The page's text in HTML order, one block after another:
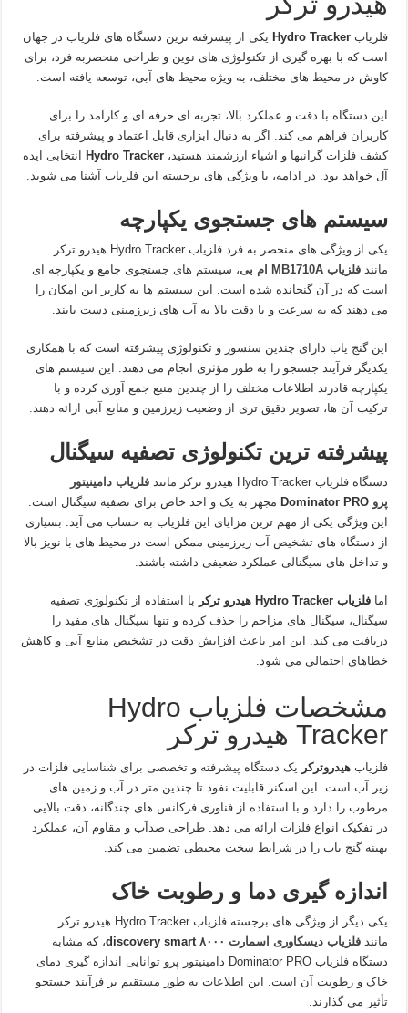
فلزیابHydro Tracker یکی از پیشرفته ترین دستگاه های فلزیاب در جهان
است که با بهره گیری از تکنولوژی های نوین و طراحی منحصربه فرد، برای
کاوش در محیط های مختلف، به ویژه محیط های آبی، توسعه یافته است.
این دستگاه با دقت و عملکرد بالا، تجربه ای حرفه ای و کارآمد را برای
کاربران فراهم می کند. اگر به دنبال ابزاری قابل اعتماد و پیشرفته برای
کشف فلزات گرانبها و اشیاء ارزشمند هستید،Hydro Tracker انتخابی ایده
آل خواهد بود. در ادامه، با ویژگی های برجسته این فلزیاب آشنا می شوید.
سیستم های جستجوی یکپارچه
یکی از ویژگی های منحصر به فرد فلزیاب Hydro Tracker هیدرو ترکر
مانندفلزیاب MB1710A ام بی
، سیستم های جستجوی جامع و یکپارچه ای
است که در آن گنجانده شده است. این سیستم ها به کاربر این امکان را
می دهند که به سرعت و با دقت بالا به آب های زیرزمینی دست یابند.
این گنج یاب دارای چندین سنسور و تکنولوژی پیشرفته است که با همکاری
یکدیگر فرآیند جستجو را به طور مؤثری انجام می دهند. این سیستم های
یکپارچه قادرند اطلاعات مختلف را از چندین منبع جمع آوری کرده و با
ترکیب آن ها، تصویر دقیق تری از وضعیت زیرزمین و منابع آبی ارائه دهند.
پیشرفته ترین تکنولوژی تصفیه سیگنال
دستگاه فلزیاب Hydro Tracker هیدرو ترکر مانند فلزیابدامینیتور
پرو Dominator PRO
مجهز به یک و احد خاص برای تصفیه سیگنال است.
این ویژگی یکی از مهم ترین مزایای این فلزیاب به حساب می آید. بسیاری
از دستگاه های تشخیص آب زیرزمینی ممکن است در محیط های با نویز بالا
و تداخل های سیگنالی عملکرد ضعیفی داشته باشند.
اما فلزیاب Hydro Tracker هیدرو ترکر
با استفاده از تکنولوژی تصفیه
سیگنال، سیگنال های مزاحم را حذف کرده و تنها سیگنال های مفید را
دریافت می کند. این امر باعث افزایش دقت در تشخیص منابع آبی و کاهش
خطاهای احتمالی می شود.
مشخصات فلزیاب Hydro
Tracker هیدرو ترکر
فلزیابهیدروترکر یک دستگاه پیشرفته و تخصصی برای شناسایی فلزات در
زیر آب است. این اسکنر قابلیت نفوذ تا چندین متر در آب و زمین های
مرطوب را دارد و با استفاده از فناوری فرکانس های چندگانه، دقت بالایی
در تفکیک انواع فلزات ارائه می دهد. طراحی ضدآب و مقاوم آن، عملکرد
بهینه گنج یاب را در شرایط سخت محیطی تضمین می کند.
اندازه گیری دما و رطوبت خاک
یکی دیگر از ویژگی های برجسته فلزیاب Hydro Tracker هیدرو ترکر
مانندفلزیاب دیسکاوری اسمارت ۸۰۰۰ discovery smart
، که مشابه
دستگاه فلزیاب Dominator PRO دامینیتور پرو توانایی اندازه گیری دمای
خاک و رطوبت آن است. این اطلاعات به طور مستقیم بر فرآیند جستجو
تأثیر می گذارند.